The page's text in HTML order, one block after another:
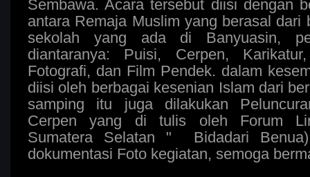
Sembawa. Acara tersebut diisi dengan
antara Remaja Muslim yang berasal dari
sekolah yang ada di Banyuasin,
diantaranya: Puisi, Cerpen,
Fotografi, dan Film Pendek. dalam
diisi oleh berbagai kesenian Islam dari
samping itu juga dilakukan
Cerpen yang di tulis oleh Forum
Sumatera Selatan " Bidadari
dokumentasi Foto kegiatan, semoga